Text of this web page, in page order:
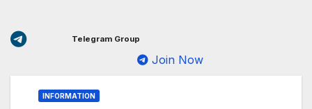
Telegram Group
Join Now
INFORMATION